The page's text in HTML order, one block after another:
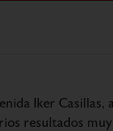
Iker Casillas,
resultados